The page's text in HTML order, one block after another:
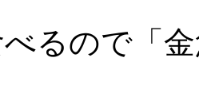
るので「